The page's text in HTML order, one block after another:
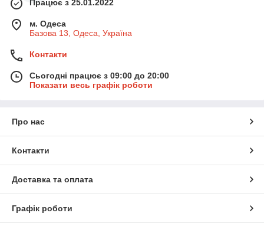
Працює з 25.01.2022
м. Одеса
Базова 13, Одеса, Україна
Контакти
Сьогодні працює з 09:00 до 20:00
Показати весь графік роботи
Про нас
Контакти
Доставка та оплата
Графік роботи